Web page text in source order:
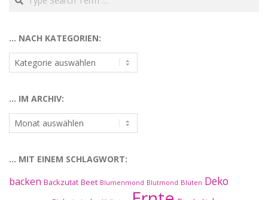
… NACH KATEGORIEN:
…
nach
… IM ARCHIV:
…
im
… MIT EINEM SCHLAGWORT:
backen Backzutat Beet Blumenmond Blutmond Blüten Deko